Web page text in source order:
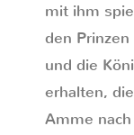
mit ihm
den
und die
erhalten,
Amme